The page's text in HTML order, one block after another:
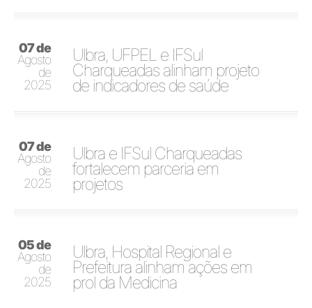
07 de
Agosto
de
2025
Ulbra, UFPEL e IFSul
Charqueadas alinham projeto
de indicadores de saúde
07 de
Agosto
de
2025
Ulbra e IFSul Charqueadas
fortalecem parceria em
projetos
05 de
Agosto
de
2025
Ulbra, Hospital Regional e
Prefeitura alinham ações em
prol da Medicina